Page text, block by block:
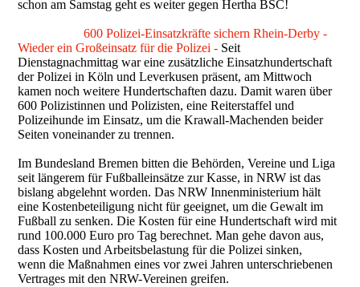
schon am Samstag geht es weiter gegen Hertha BSC!
600 Polizei-Einsatzkräfte sichern Rhein-Derby -
Wieder ein Großeinsatz für die Polizei - Seit
Dienstagnachmittag war eine zusätzliche Einsatzhundertschaft
der Polizei in Köln und Leverkusen präsent, am Mittwoch
kamen noch weitere Hundertschaften dazu. Damit waren über
600 Polizistinnen und Polizisten, eine Reiterstaffel und
Polizeihunde im Einsatz, um die Krawall-Machenden beider
Seiten voneinander zu trennen.
Im Bundesland Bremen bitten die Behörden, Vereine und Liga
seit längerem für Fußballeinsätze zur Kasse, in NRW ist das
bislang abgelehnt worden. Das NRW Innenministerium hält
eine Kostenbeteiligung nicht für geeignet, um die Gewalt im
Fußball zu senken. Die Kosten für eine Hundertschaft wird mit
rund 100.000 Euro pro Tag berechnet. Man gehe davon aus,
dass Kosten und Arbeitsbelastung für die Polizei sinken,
wenn die Maßnahmen eines vor zwei Jahren unterschriebenen
Vertrages mit den NRW-Vereinen greifen.